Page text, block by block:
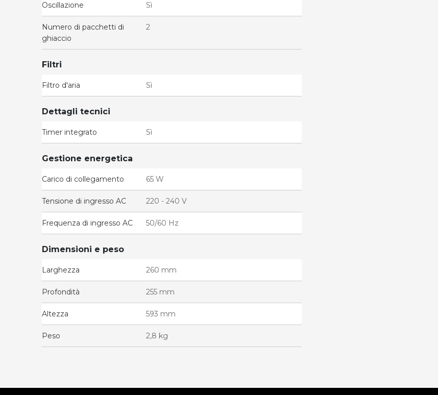
Oscillazione Sì
Numero di pacchetti di
ghiaccio
2
Filtri
Filtro d'aria Sì
Dettagli tecnici
Timer integrato Sì
Gestione energetica
Carico di collegamento 65 W
Tensione di ingresso AC 220 - 240 V
Frequenza di ingresso AC 50/60 Hz
Dimensioni e peso
Larghezza 260 mm
Profondità 255 mm
Altezza 593 mm
Peso 2,8 kg